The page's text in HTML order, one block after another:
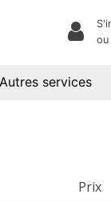
ou
Autres services
Prix